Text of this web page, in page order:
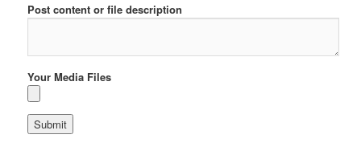
Post content or file description
Your Media Files